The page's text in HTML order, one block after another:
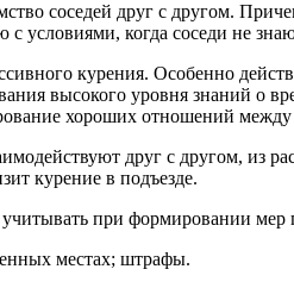
соседей друг с другом.
условиями, когда соседи не
курения. Особенно
высокого уровня знаний о
хороших отношений
друг с другом, из
курение в подъезде.
при формировании
местах; штрафы.